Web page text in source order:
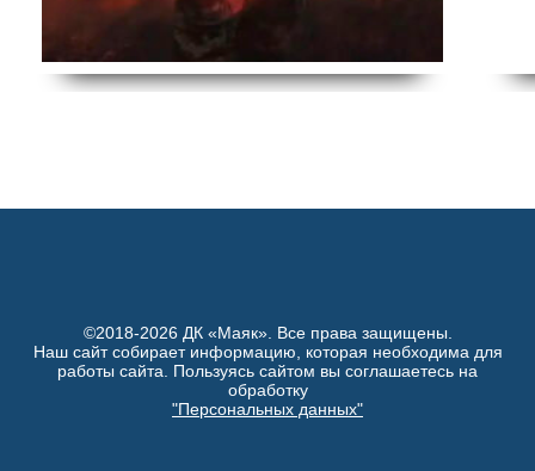
©2018-2026 ДК «Маяк». Все права защищены.
Наш сайт собирает информацию, которая необходима для
работы сайта. Пользуясь сайтом вы соглашаетесь на
обработку
"Персональных данных"